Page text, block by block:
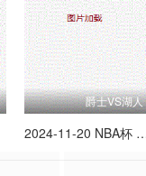
爵士VS湖人
2024-11-20 NBA